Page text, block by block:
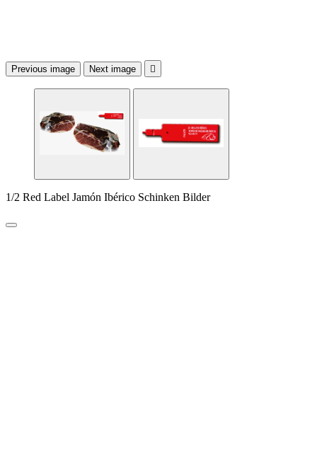
Previous image Next image 
1/2 Red Label Jamón Ibérico Schinken Bilder